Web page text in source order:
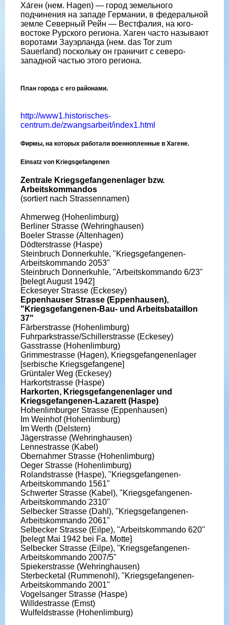
Ха́ген (нем. Hagen) — город земельного
подчинения на западе Германии, в федеральной
земле Северный Рейн — Вестфалия, на юго-
востоке Рурского региона. Хаген часто называют
воротами Зауэрланда (нем. das Tor zum
Sauerland) поскольку он граничит с северо-
западной частью этого региона.
План города с его районами.
http://www1.historisches-
centrum.de/zwangsarbeit/index1.html
Фирмы, на которых работали военнопленные в Хагене.
Einsatz von Kriegsgefangenen
Zentrale Kriegsgefangenenlager bzw.
Arbeitskommandos
(sortiert nach Strassennamen)
Ahmerweg (Hohenlimburg)
Berliner Strasse (Wehringhausen)
Boeler Strasse (Altenhagen)
Dödterstrasse (Haspe)
Steinbruch Donnerkuhle, "Kriegsgefangenen-
Arbeitskommando 2053"
Steinbruch Donnerkuhle, "Arbeitskommando 6/23"
[belegt August 1942]
Eckeseyer Strasse (Eckesey)
Eppenhauser Strasse (Eppenhausen),
"Kriegsgefangenen-Bau- und Arbeitsbataillon
37"
Färberstrasse (Hohenlimburg)
Fuhrparkstrasse/Schillerstrasse (Eckesey)
Gasstrasse (Hohenlimburg)
Grimmestrasse (Hagen), Kriegsgefangenenlager
[serbische Kriegsgefangene]
Grüntaler Weg (Eckesey)
Harkortstrasse (Haspe)
Harkorten, Kriegsgefangenenlager und
Kriegsgefangenen-Lazarett (Haspe)
Hohenlimburger Strasse (Eppenhausen)
Im Weinhof (Hohenlimburg)
Im Werth (Delstern)
Jägerstrasse (Wehringhausen)
Lennestrasse (Kabel)
Obernahmer Strasse (Hohenlimburg)
Oeger Strasse (Hohenlimburg)
Rolandstrasse (Haspe), "Kriegsgefangenen-
Arbeitskommando 1561"
Schwerter Strasse (Kabel), "Kriegsgefangenen-
Arbeitskommando 2310"
Selbecker Strasse (Dahl), "Kriegsgefangenen-
Arbeitskommando 2061"
Selbecker Strasse (Eilpe), "Arbeitskommando 620"
[belegt Mai 1942 bei Fa. Motte]
Selbecker Strasse (Eilpe), "Kriegsgefangenen-
Arbeitskommando 2007/5"
Spiekerstrasse (Wehringhausen)
Sterbecketal (Rummenohl), "Kriegsgefangenen-
Arbeitskommando 2001"
Vogelsanger Strasse (Haspe)
Willdestrasse (Emst)
Wulfeldstrasse (Hohenlimburg)